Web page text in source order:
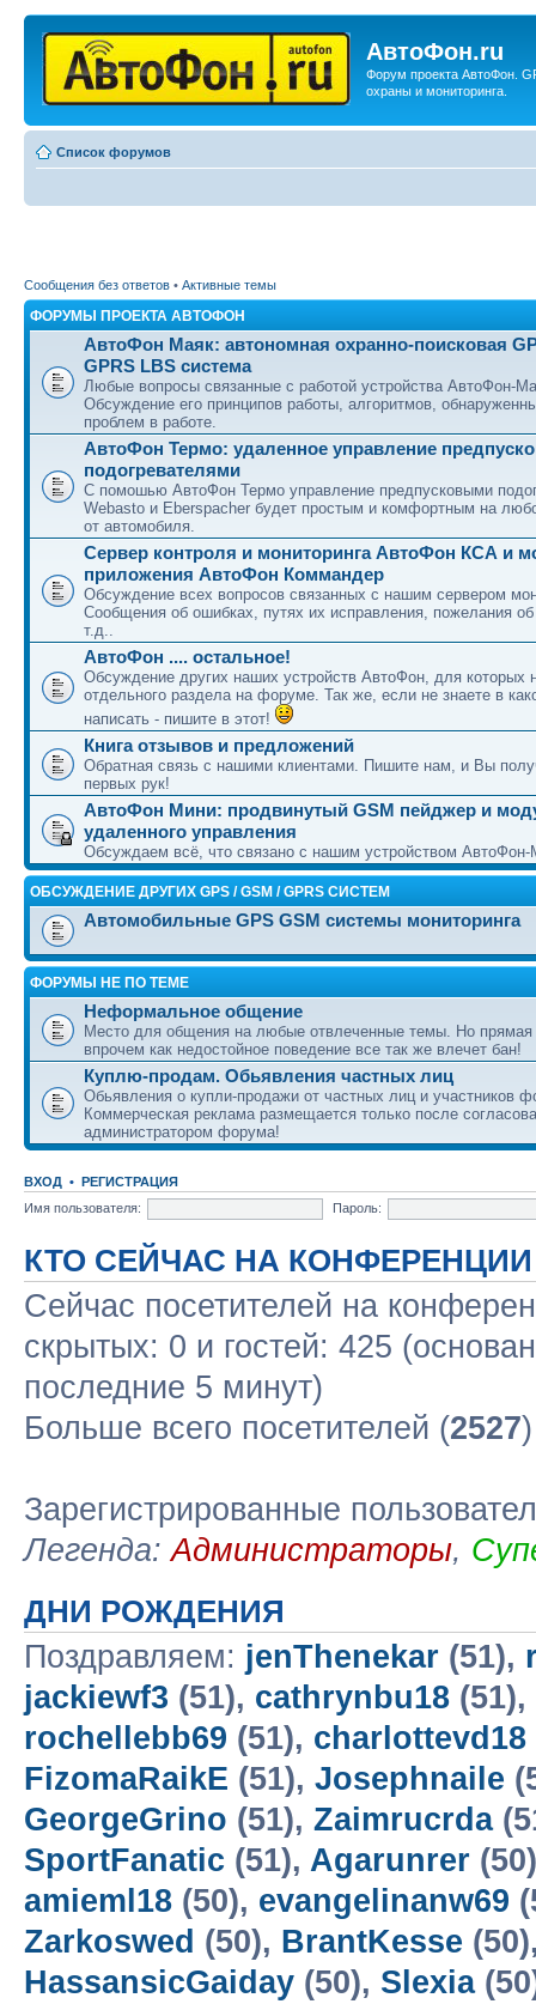
АвтоФон.ru
Форум проекта АвтоФон.
охраны и мониторинга.
Список форумов
Сообщения без ответов • Активные темы
ФОРУМЫ ПРОЕКТА АВТОФОН
АвтоФон Маяк: автономная охранно-поисковая
GPRS LBS система
Любые вопросы связанные с работой устройства АвтоФон-
Обсуждение его принципов работы, алгоритмов,
проблем в работе.
АвтоФон Термо: удаленное управление
подогревателями
С помошью АвтоФон Термо управление предпусковыми
Webasto и Eberspacher будет простым и комфортным на
от автомобиля.
Сервер контроля и мониторинга АвтоФон КСА и
приложения АвтоФон Коммандер
Обсуждение всех вопросов связанных с нашим сервером
Сообщения об ошибках, путях их исправления, пожелания
т.д..
АвтоФон .... остальное!
Обсуждение других наших устройств АвтоФон, для которых
отдельного раздела на форуме. Так же, если не знаете в
написать - пишите в этот!
Книга отзывов и предложений
Обратная связь с нашими клиентами. Пишите нам, и Вы
первых рук!
АвтоФон Мини: продвинутый GSM пейджер и
удаленного управления
Обсуждаем всё, что связано с нашим устройством
ОБСУЖДЕНИЕ ДРУГИХ GPS / GSM / GPRS СИСТЕМ
Автомобильные GPS GSM системы мониторинга
ФОРУМЫ НЕ ПО ТЕМЕ
Неформальное общение
Место для общения на любые отвлеченные темы. Но прямая
впрочем как недостойное поведение все так же влечет бан!
Куплю-продам. Обьявления частных лиц
Обьявления о купли-продажи от частных лиц и участников
Коммерческая реклама размещается только после
администратором форума!
ВХОД • РЕГИСТРАЦИЯ
Имя пользователя:
Пароль:
КТО СЕЙЧАС НА КОНФЕРЕНЦИИ
Сейчас посетителей на
скрытых: 0 и гостей: 425
последние 5 минут)
Больше всего посетителей (2527
Зарегистрированные
Легенда:Администраторы,
ДНИ РОЖДЕНИЯ
Поздравляем: jenThenekar (51),
jackiewf3 (51), cathrynbu18 (51),
rochellebb69 (51), charlottevd18
FizomaRaikE (51), Josephnaile
GeorgeGrino (51), Zaimrucrda
SportFanatic (51), Agarunrer
amieml18 (50), evangelinanw69
Zarkoswed (50), BrantKesse
HassansicGaiday (50), Slexia